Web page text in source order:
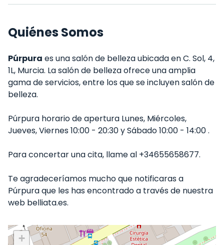
Quiénes Somos
Púrpura es una salón de belleza ubicada en C. Sol, 4,
1L, Murcia. La salón de belleza ofrece una amplia
gama de servicios, entre los que se incluyen salón de
belleza.
Púrpura horario de apertura Lunes, Miércoles,
Jueves, Viernes 10:00 - 20:30 y Sábado 10:00 - 14:00 .
Para concertar una cita, llame al +34655658677.
Te agradeceríamos mucho que notificaras a
Púrpura que les has encontrado a través de nuestra
web belliata.es.
+